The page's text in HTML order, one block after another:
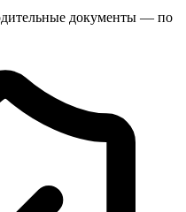
документы — по